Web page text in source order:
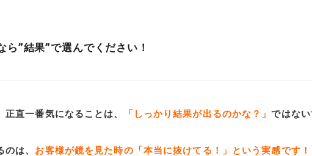
ら”結果”で選んでください！
直一番気になることは、 「しっかり結果が出るのかな？」ではな
は、 お客様が鏡を見た時の「本当に抜けてる！」という実感です！